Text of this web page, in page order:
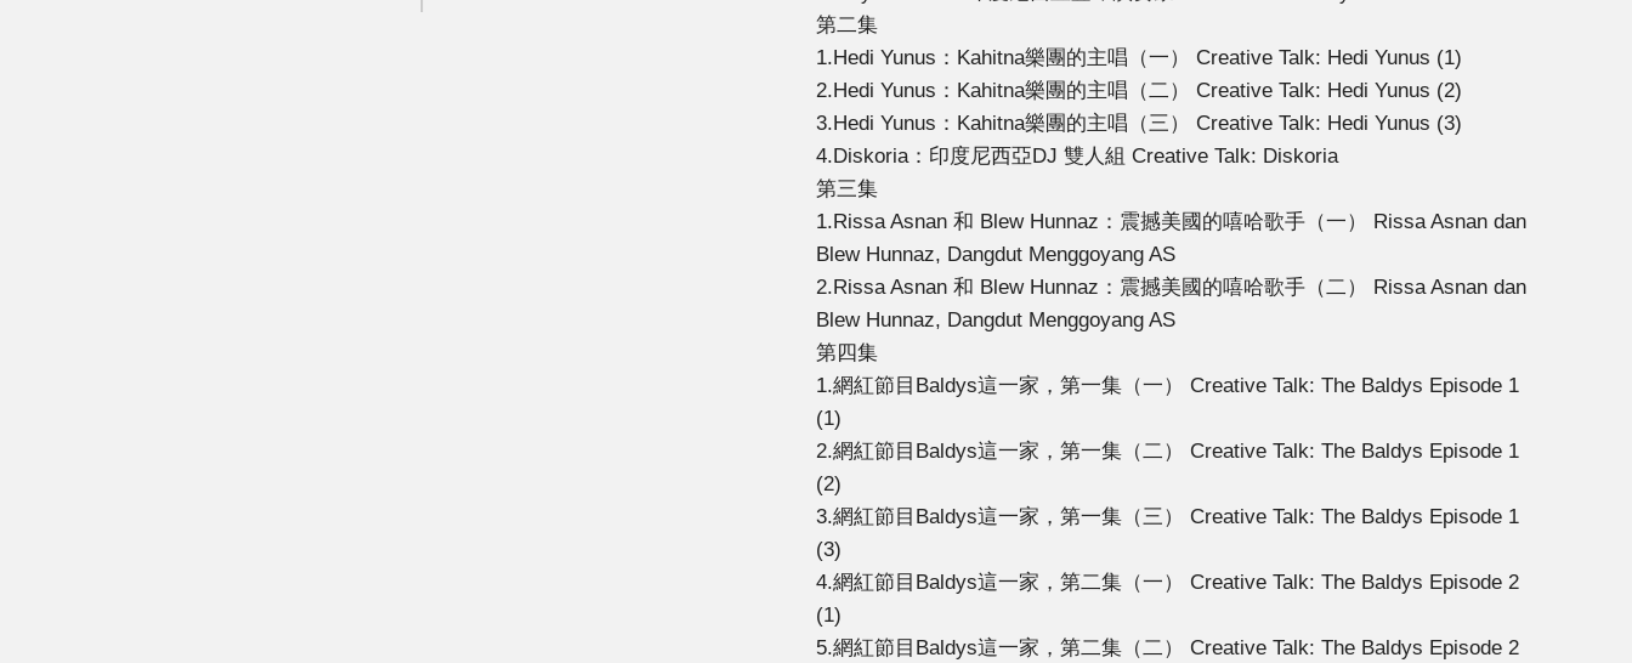
第二集
1.Hedi Yunus：Kahitna樂團的主唱（一） Creative Talk: Hedi Yunus (1)
2.Hedi Yunus：Kahitna樂團的主唱（二） Creative Talk: Hedi Yunus (2)
3.Hedi Yunus：Kahitna樂團的主唱（三） Creative Talk: Hedi Yunus (3)
4.Diskoria：印度尼西亞DJ 雙人組 Creative Talk: Diskoria
第三集
1.Rissa Asnan 和 Blew Hunnaz：震撼美國的嘻哈歌手（一） Rissa Asnan dan
Blew Hunnaz, Dangdut Menggoyang AS
2.Rissa Asnan 和 Blew Hunnaz：震撼美國的嘻哈歌手（二） Rissa Asnan dan
Blew Hunnaz, Dangdut Menggoyang AS
第四集
1.網紅節目Baldys這一家，第一集（一） Creative Talk: The Baldys Episode 1
(1)
2.網紅節目Baldys這一家，第一集（二） Creative Talk: The Baldys Episode 1
(2)
3.網紅節目Baldys這一家，第一集（三） Creative Talk: The Baldys Episode 1
(3)
4.網紅節目Baldys這一家，第二集（一） Creative Talk: The Baldys Episode 2
(1)
5.網紅節目Baldys這一家，第二集（二） Creative Talk: The Baldys Episode 2